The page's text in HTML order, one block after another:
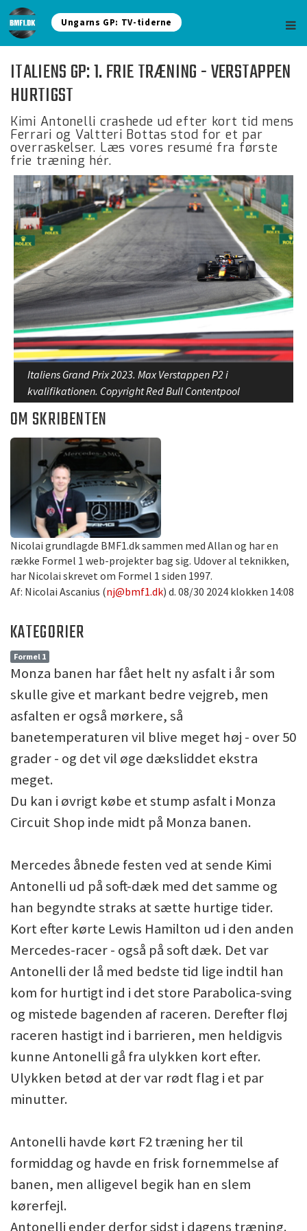
Ungarns GP: TV-tiderne
ITALIENS GP: 1. FRIE TRÆNING - VERSTAPPEN
HURTIGST
Kimi Antonelli crashede ud efter kort tid mens
Ferrari og Valtteri Bottas stod for et par
overraskelser. Læs vores resumé fra første
frie træning hér.
Italiens Grand Prix 2023. Max Verstappen P2 i
kvalifikationen. Copyright Red Bull Contentpool
OM SKRIBENTEN
Nicolai grundlagde BMF1.dk sammen med Allan og har en
række Formel 1 web-projekter bag sig. Udover al teknikken,
har Nicolai skrevet om Formel 1 siden 1997.
Af: Nicolai Ascanius (nj@bmf1.dk) d. 08/30 2024 klokken 14:08
KATEGORIER
Formel 1
Monza banen har fået helt ny asfalt i år som
skulle give et markant bedre vejgreb, men
asfalten er også mørkere, så
banetemperaturen vil blive meget høj - over 50
grader - og det vil øge dæksliddet ekstra
meget.
Du kan i øvrigt købe et stump asfalt i Monza
Circuit Shop inde midt på Monza banen.
Mercedes åbnede festen ved at sende Kimi
Antonelli ud på soft-dæk med det samme og
han begyndte straks at sætte hurtige tider.
Kort efter kørte Lewis Hamilton ud i den anden
Mercedes-racer - også på soft dæk. Det var
Antonelli der lå med bedste tid lige indtil han
kom for hurtigt ind i det store Parabolica-sving
og mistede bagenden af raceren. Derefter fløj
raceren hastigt ind i barrieren, men heldigvis
kunne Antonelli gå fra ulykken kort efter.
Ulykken betød at der var rødt flag i et par
minutter.
Antonelli havde kørt F2 træning her til
formiddag og havde en frisk fornemmelse af
banen, men alligevel begik han en slem
kørerfejl.
Antonelli ender derfor sidst i dagens træning.